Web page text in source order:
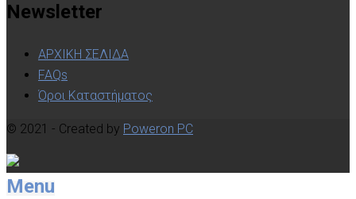
Newsletter
ΑΡΧΙΚΗ ΣΕΛΙΔΑ
FAQs
Όροι Καταστήματος
© 2021 - Created by Poweron PC
Menu